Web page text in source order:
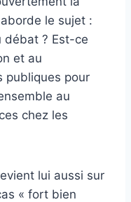
le sujet :
débat ? Est-ce
et au
publiques pour
au
chez les
lui aussi sur
« fort bien